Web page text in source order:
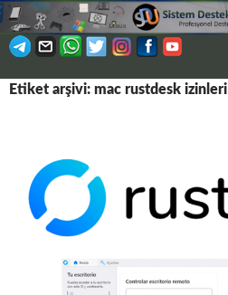
Ara
İÇERIĞE
Etiket arşivi: mac rustdesk izinleri